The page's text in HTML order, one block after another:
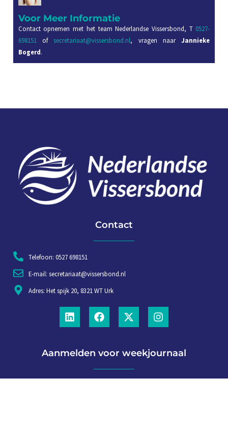
Voor Meer Informatie
Contact opnemen met het team Nederlandse Vissersbond, T 0527-
698151 of secretariaat@vissersbond.nl, vragen naarJannieke
Bogerd.
Contact
Telefoon: 0527 698151
E-mail: secretariaat@vissersbond.nl
Adres: Het spijk 20, 8321 WT Urk
Aanmelden voor weekjournaal